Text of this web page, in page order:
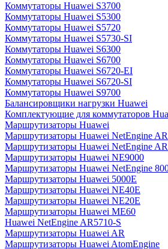
Коммутаторы Huawei S3700
Коммутаторы Huawei S5300
Коммутаторы Huawei S5720
Коммутаторы Huawei S5730-SI
Коммутаторы Huawei S6300
Коммутаторы Huawei S6700
Коммутаторы Huawei S6720-EI
Коммутаторы Huawei S6720-SI
Коммутаторы Huawei S9700
Балансировщики нагрузки Huawei
Комплектующие для коммутаторов
Маршрутизаторы Huawei
Маршрутизаторы Huawei NetEngine
Маршрутизаторы Huawei NetEngine
Маршрутизаторы Huawei NE9000
Маршрутизаторы Huawei NetEngine
Маршрутизаторы Huawei 5000E
Маршрутизаторы Huawei NE40E
Маршрутизаторы Huawei NE20E
Маршрутизаторы Huawei ME60
Huawei NetEngine AR5710-S
Маршрутизаторы Huawei AR
Маршрутизаторы Huawei AtomEngine